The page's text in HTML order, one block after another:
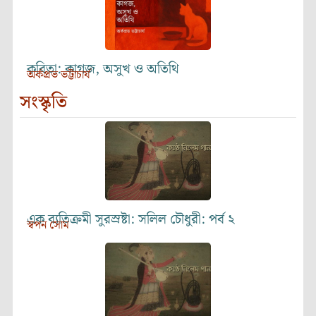
কবিতা: কাগজ, অসুখ ও অতিথি
অর্কপ্রভ ভট্টাচার্য
সংস্কৃতি
এক ব্যতিক্রমী সুরস্রষ্টা: সলিল চৌধুরী: পর্ব ২
স্বপন সোম